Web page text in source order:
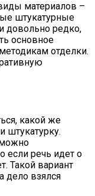
материалов –
штукатурные
довольно редко,
основное
отделки.
какой же
штукатурку.
можно
если речь идет о
Такой вариант
дело взялся